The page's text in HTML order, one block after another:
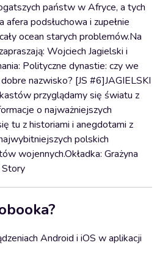
państw w Afryce, a tych
podsłuchowa i zupełnie
ocean starych problemów.Na
Wojciech Jagielski i
Polityczne dynastie: czy we
nazwisko? [JS #6]JAGIELSKI
przyglądamy się światu z
o najważniejszych
tu z historiami i anegdotami z
polskich
wojennych.Okładka: Grażyna
Story
Android i iOS w aplikacji